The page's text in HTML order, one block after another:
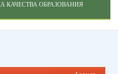
КАЧЕСТВА ОБРАЗОВАНИЯ